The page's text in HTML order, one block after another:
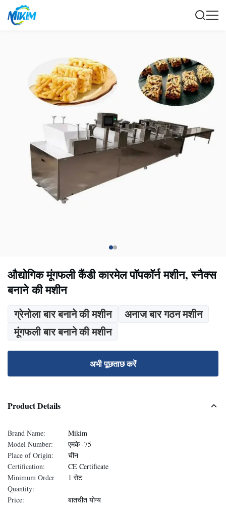
औद्योगिक मूंगफली कैंडी कारमेल पॉपकॉर्न मशीन, स्नैक्स
बनाने की मशीन
ग्रेनोला बार बनाने की मशीन
अनाज बार गठन मशीन
मूंगफली बार बनाने की मशीन
अभी पूछताछ करें
Product Details
Brand Name:
Mikim
Model Number:
एमके -75
Place of Origin:
चीन
Certification:
CE Certificate
Minimum Order
Quantity:
1 सेट
Price:
बातचीत योग्य